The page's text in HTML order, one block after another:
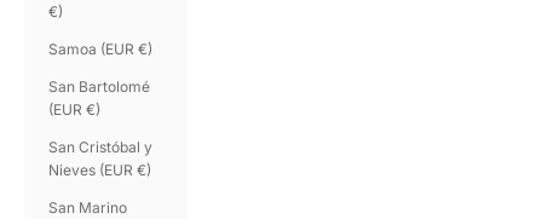
€)
Samoa (EUR €)
San Bartolomé
(EUR €)
San Cristóbal y
Nieves (EUR €)
San Marino